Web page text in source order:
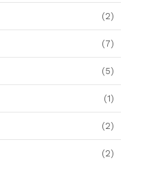
(2)
(7)
(5)
(1)
(2)
(2)